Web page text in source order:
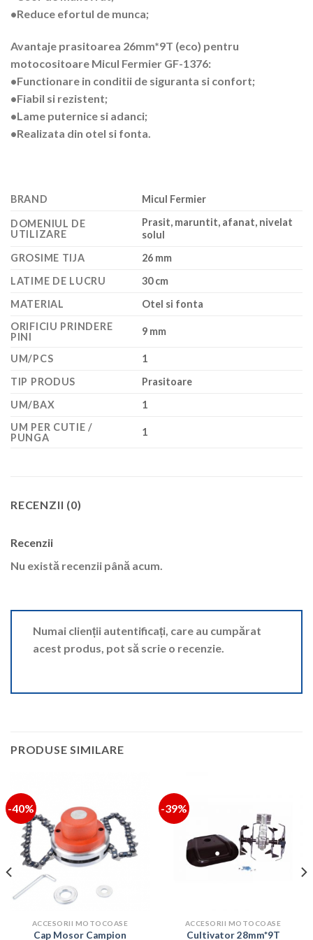
•Reduce efortul de munca;
Avantaje prasitoarea 26mm*9T (eco) pentru
motocositoare Micul Fermier GF-1376:
•Functionare in conditii de siguranta si confort;
•Fiabil si rezistent;
•Lame puternice si adanci;
•Realizata din otel si fonta.
BRAND Micul Fermier
DOMENIUL DE
UTILIZARE
Prasit, maruntit, afanat, nivelat
solul
GROSIME TIJA
26 mm
LATIME DE LUCRU
30 cm
MATERIAL
Otel si fonta
ORIFICIU PRINDERE
PINI
9 mm
UM/PCS
1
TIP PRODUS
Prasitoare
UM/BAX
1
UM PER CUTIE /
PUNGA
1
RECENZII (0)
Recenzii
Nu există recenzii până acum.
Numai clienții autentificați, care au cumpărat
acest produs, pot să scrie o recenzie.
PRODUSE SIMILARE
-40%
ACCESORII MOTOCOASE
Cap Mosor Campion
-39%
ACCESORII MOTOCOASE
Cultivator 28mm*9T